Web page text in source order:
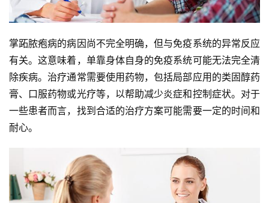
掌跖脓疱病的病因尚不完全明确，但与免疫系统的异常反应
有关。这意味着，单靠身体自身的免疫系统可能无法完全清
除疾病。治疗通常需要使用药物，包括局部应用的类固醇药
膏、口服药物或光疗等，以帮助减少炎症和控制症状。对于
一些患者而言，找到合适的治疗方案可能需要一定的时间和
耐心。